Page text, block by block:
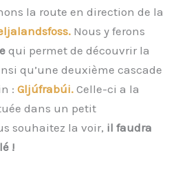
la route en direction de la
Nous y ferons
qui permet de découvrir la
qu’une deuxième cascade
: Gljúfrabúi. Celle-ci a la
dans un petit
souhaitez la voir, il faudra
!